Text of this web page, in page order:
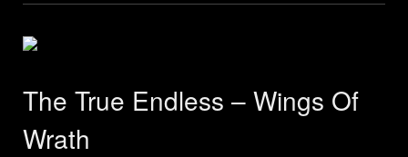
The True Endless – Wings Of
Wrath